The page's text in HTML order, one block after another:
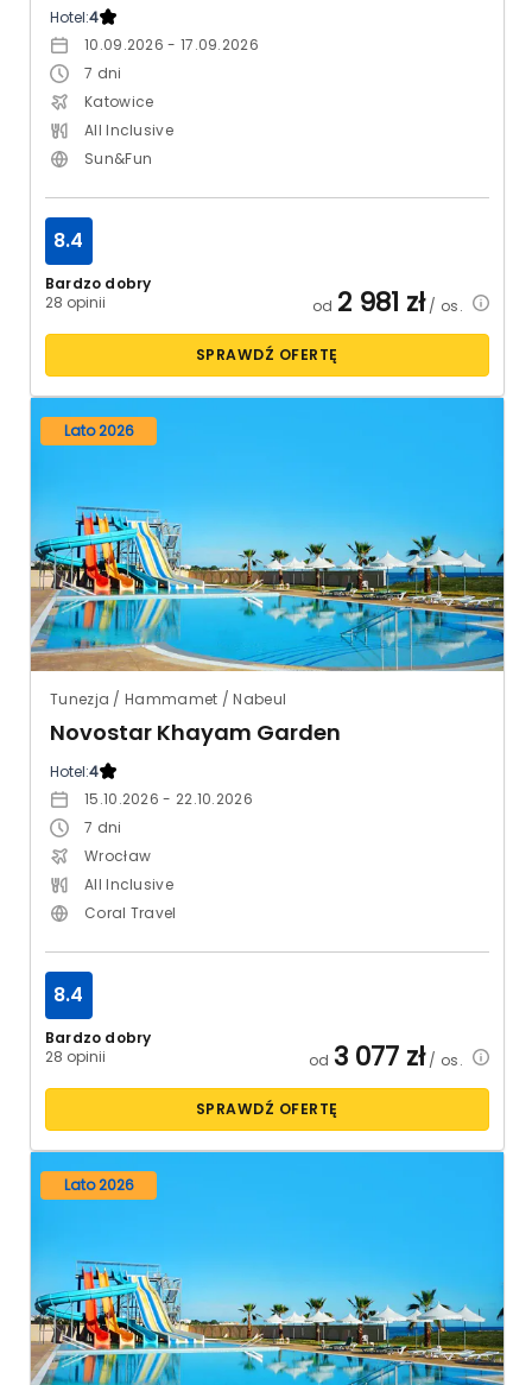
Hotel:4
10.09.2026 - 17.09.2026
7 dni
Katowice
All Inclusive
Sun&Fun
Bardzo dobry
28 opinii
8.4
od 2 981 zł/ os.
SPRAWDŹ OFERTĘ
Lato 2026
Tunezja / Hammamet / Nabeul
Novostar Khayam Garden
Hotel:4
15.10.2026 - 22.10.2026
7 dni
Wrocław
All Inclusive
Coral Travel
Bardzo dobry
28 opinii
8.4
od 3 077 zł/ os.
SPRAWDŹ OFERTĘ
Lato 2026